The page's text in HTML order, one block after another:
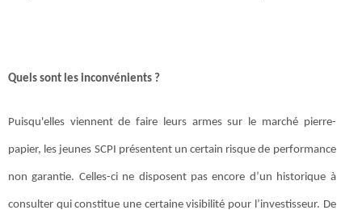
Quels sont les inconvénients ?
Puisqu'elles viennent de faire leurs armes sur le marché pierre-
papier, les jeunes SCPI présentent un certain risque de performance
non garantie. Celles-ci ne disposent pas encore d’un historique à
consulter qui constitue une certaine visibilité pour l’investisseur. De